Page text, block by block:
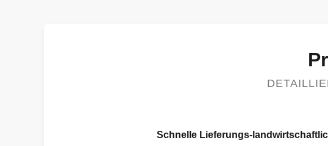
Schnelle Lieferungs-